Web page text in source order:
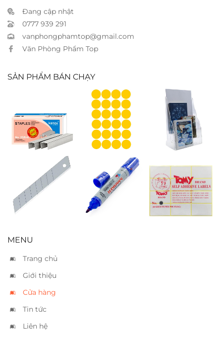
Đang cập nhật
0777 939 291
vanphongphamtop@gmail.com
Văn Phòng Phẩm Top
SẢN PHẨM BÁN CHẠY
Kim bấm
Kanex 23/08
Nhãn decal
tròn vàng 4×6
Khay brochure
3 ngăn A4
Lưỡi dao rọc
lớn
Bút lông dầu
TL PM07 xanh
Nhãn decal
Tomy 103
(36x62mm)
MENU
Trang chủ
Giới thiệu
Cửa hàng
Tin tức
Liên hệ